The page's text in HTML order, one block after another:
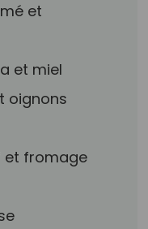
et
et miel
oignons
et fromage